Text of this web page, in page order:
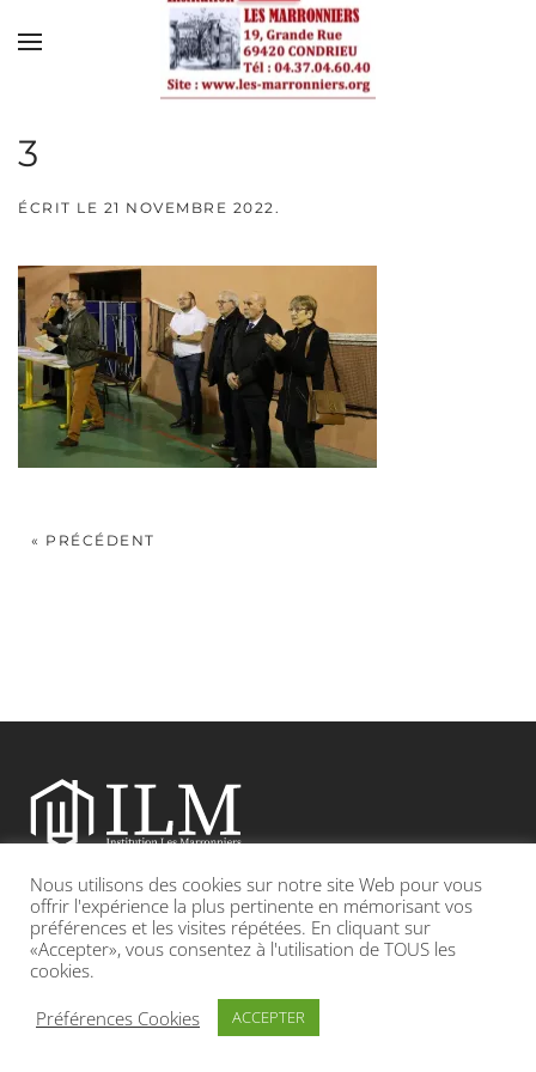
Skip to main content
3
ÉCRIT LE 21 NOVEMBRE 2022.
« PRÉCÉDENT
Etablissement catholique sous contrat d’association avec l’Etat
Adresse : 19, Grande rue 69420 CONDRIEU
INFOS LÉGALES POLITIQUE DE CONFIDENTIALITÉ
Nous utilisons des cookies sur notre site Web pour vous
offrir l'expérience la plus pertinente en mémorisant vos
préférences et les visites répétées. En cliquant sur
«Accepter», vous consentez à l'utilisation de TOUS les
cookies.
Préférences Cookies
ACCEPTER